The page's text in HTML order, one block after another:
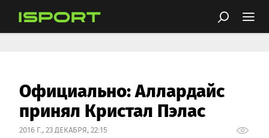
Официально: Аллардайс
принял Кристал Пэлас
2016 Г., 23 ДЕКАБРЯ, 22:15